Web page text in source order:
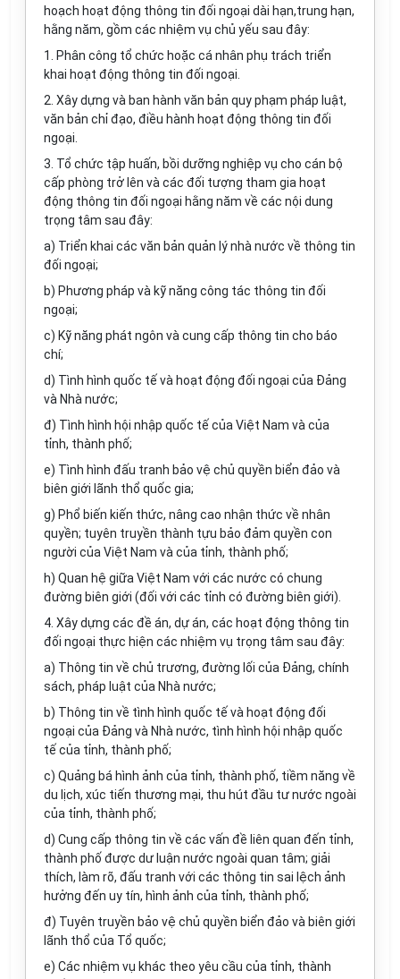
hoạch hoạt động thông tin đối ngoại dài hạn,trung hạn,
hằng năm, gồm các nhiệm vụ chủ yếu sau đây:
1. Phân công tổ chức hoặc cá nhân phụ trách triển
khai hoạt động thông tin đối ngoại.
2. Xây dựng và ban hành văn bản quy phạm pháp luật,
văn bản chỉ đạo, điều hành hoạt động thông tin đối
ngoại.
3. Tổ chức tập huấn, bồi dưỡng nghiệp vụ cho cán bộ
cấp phòng trở lên và các đối tượng tham gia hoạt
động thông tin đối ngoại hằng năm về các nội dung
trọng tâm sau đây:
a) Triển khai các văn bản quản lý nhà nước về thông tin
đối ngoại;
b) Phương pháp và kỹ năng công tác thông tin đối
ngoại;
c) Kỹ năng phát ngôn và cung cấp thông tin cho báo
chí;
d) Tình hình quốc tế và hoạt động đối ngoại của Đảng
và Nhà nước;
đ) Tình hình hội nhập quốc tế của Việt Nam và của
tỉnh, thành phố;
e) Tình hình đấu tranh bảo vệ chủ quyền biển đảo và
biên giới lãnh thổ quốc gia;
g) Phổ biến kiến thức, nâng cao nhận thức về nhân
quyền; tuyên truyền thành tựu bảo đảm quyền con
người của Việt Nam và của tỉnh, thành phố;
h) Quan hệ giữa Việt Nam với các nước có chung
đường biên giới (đối với các tỉnh có đường biên giới).
4. Xây dựng các đề án, dự án, các hoạt động thông tin
đối ngoại thực hiện các nhiệm vụ trọng tâm sau đây:
a) Thông tin về chủ trương, đường lối của Đảng, chính
sách, pháp luật của Nhà nước;
b) Thông tin về tình hình quốc tế và hoạt động đối
ngoại của Đảng và Nhà nước, tình hình hội nhập quốc
tế của tỉnh, thành phố;
c) Quảng bá hình ảnh của tỉnh, thành phố, tiềm năng về
du lịch, xúc tiến thương mại, thu hút đầu tư nước ngoài
của tỉnh, thành phố;
d) Cung cấp thông tin về các vấn đề liên quan đến tỉnh,
thành phố được dư luận nước ngoài quan tâm; giải
thích, làm rõ, đấu tranh với các thông tin sai lệch ảnh
hưởng đến uy tín, hình ảnh của tỉnh, thành phố;
đ) Tuyên truyền bảo vệ chủ quyền biển đảo và biên giới
lãnh thổ của Tổ quốc;
e) Các nhiệm vụ khác theo yêu cầu của tỉnh, thành